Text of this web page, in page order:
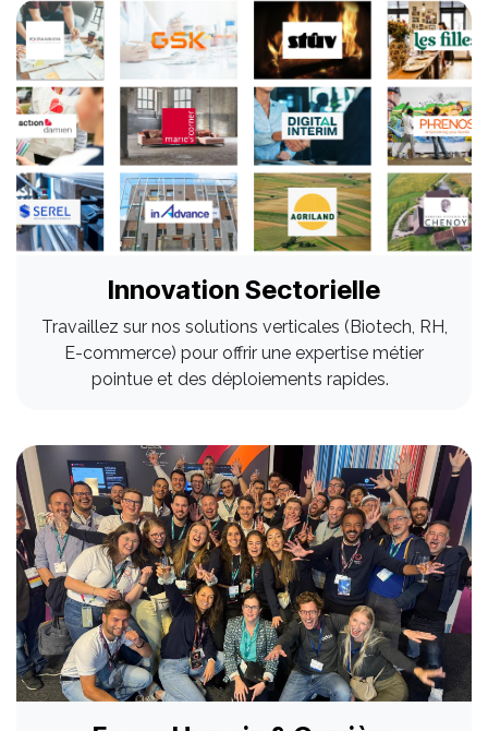
Innovation Sectorielle
Travaillez sur nos solutions verticales (Biotech, RH,
E-commerce) pour offrir une expertise métier
pointue et des déploiements rapides.